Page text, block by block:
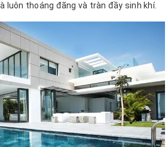
luôn thoáng đãng và tràn đầy sinh khí.